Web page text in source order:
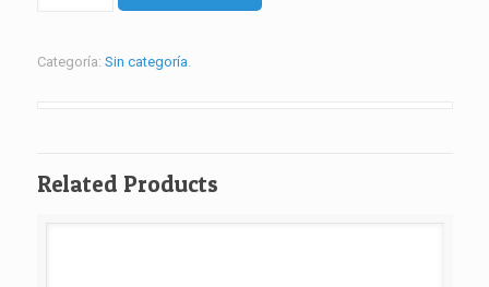
-Categoría: Sin categoría
Related Products